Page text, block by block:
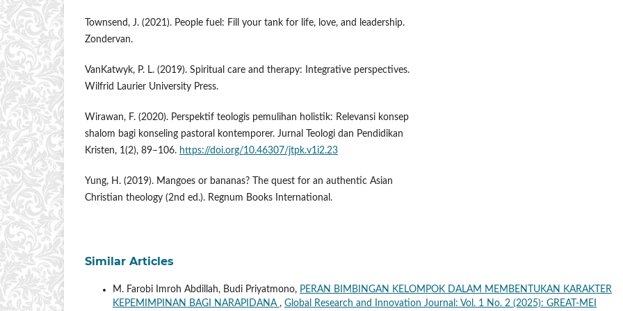
Townsend, J. (2021). People fuel: Fill your tank for life, love, and leadership.
Zondervan.
VanKatwyk, P. L. (2019). Spiritual care and therapy: Integrative perspectives.
Wilfrid Laurier University Press.
Wirawan, F. (2020). Perspektif teologis pemulihan holistik: Relevansi konsep
shalom bagi konseling pastoral kontemporer. Jurnal Teologi dan Pendidikan
Kristen, 1(2), 89–106. https://doi.org/10.46307/jtpk.v1i2.23
Yung, H. (2019). Mangoes or bananas? The quest for an authentic Asian
Christian theology (2nd ed.). Regnum Books International.
Similar Articles
M. Farobi Imroh Abdillah, Budi Priyatmono, PERAN BIMBINGAN KELOMPOK DALAM MEMBENTUKAN KARAKTER
KEPEMIMPINAN BAGI NARAPIDANA , Global Research and Innovation Journal: Vol. 1 No. 2 (2025): GREAT-MEI